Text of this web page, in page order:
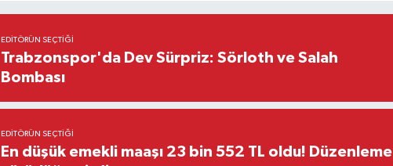
EDITÖRÜN SEÇTIĞI
Trabzonspor'da Dev Sürpriz: Sörloth ve Salah
Bombası
EDITÖRÜN SEÇTIĞI
En düşük emekli maaşı 23 bin 552 TL oldu! Düzenleme